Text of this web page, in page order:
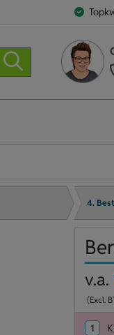
4.
v.a.
(Excl.
1